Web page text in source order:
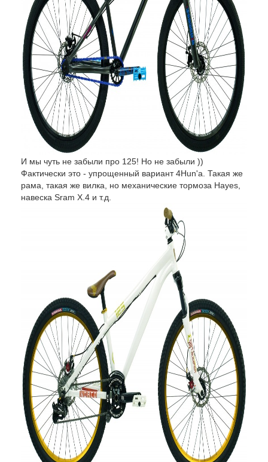
И мы чуть не забыли про 125! Но не забыли ))
Фактически это - упрощенный вариант 4Hun'a. Такая же
рама, такая же вилка, но механические тормоза Hayes,
навеска Sram X.4 и т.д.